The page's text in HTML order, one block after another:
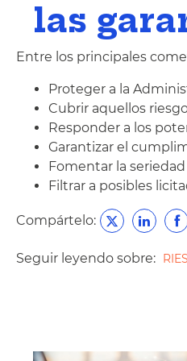
las
Entre los principales
Proteger a la
Cubrir aquellos
Responder a los
Garantizar el
Fomentar la
Filtrar a posibles
Compártelo:
Seguir leyendo sobre: